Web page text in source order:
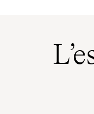
Blanc du sable,
bleu du ciel. Des